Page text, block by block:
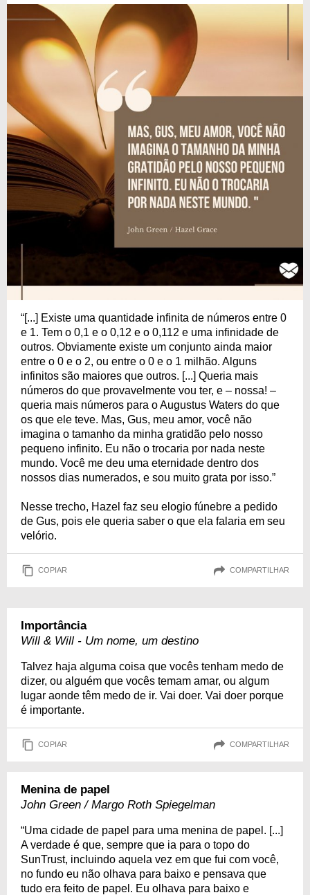
“[...] Existe uma quantidade infinita de números entre 0
e 1. Tem o 0,1 e o 0,12 e o 0,112 e uma infinidade de
outros. Obviamente existe um conjunto ainda maior
entre o 0 e o 2, ou entre o 0 e o 1 milhão. Alguns
infinitos são maiores que outros. [...] Queria mais
números do que provavelmente vou ter, e – nossa! –
queria mais números para o Augustus Waters do que
os que ele teve. Mas, Gus, meu amor, você não
imagina o tamanho da minha gratidão pelo nosso
pequeno infinito. Eu não o trocaria por nada neste
mundo. Você me deu uma eternidade dentro dos
nossos dias numerados, e sou muito grata por isso.”
Nesse trecho, Hazel faz seu elogio fúnebre a pedido
de Gus, pois ele queria saber o que ela falaria em seu
velório.
COPIAR COMPARTILHAR
Importância
Will & Will - Um nome, um destino
Talvez haja alguma coisa que vocês tenham medo de
dizer, ou alguém que vocês temam amar, ou algum
lugar aonde têm medo de ir. Vai doer. Vai doer porque
é importante.
COPIAR COMPARTILHAR
Menina de papel
John Green / Margo Roth Spiegelman
“Uma cidade de papel para uma menina de papel. [...]
A verdade é que, sempre que ia para o topo do
SunTrust, incluindo aquela vez em que fui com você,
no fundo eu não olhava para baixo e pensava que
tudo era feito de papel. Eu olhava para baixo e